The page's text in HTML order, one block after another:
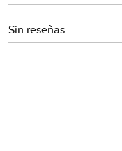
Sin reseñas